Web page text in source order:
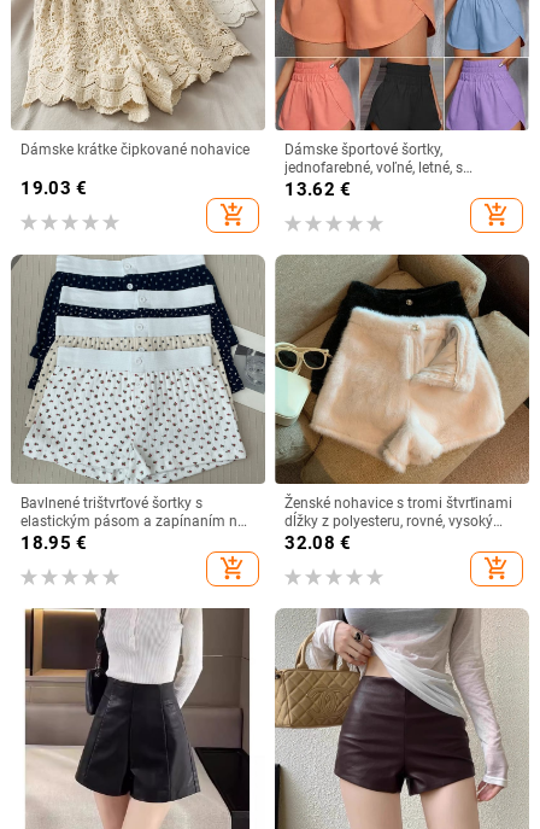
Dámske krátke čipkované nohavice
19.03 €
add_shopping_cart
Dámske športové šortky,
jednofarebné, voľné, letné, s
vysokým pásom, pohodlné
športové šortky na cvičenie, denné
oblečenie na fitness
13.62 €
add_shopping_cart
Bavlnené trištvrťové šortky s
elastickým pásom a zapínaním na
gombík – retro rovný strih, leto
18.95 €
add_shopping_cart
Ženské nohavice s tromi štvrťinami
dĺžky z polyesteru, rovné, vysoký
pás, stredná hrúbka, zima 2024
32.08 €
add_shopping_cart